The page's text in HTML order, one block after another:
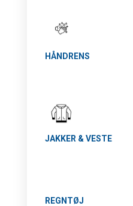
HÅNDRENS
JAKKER & VESTE
REGNTØJ